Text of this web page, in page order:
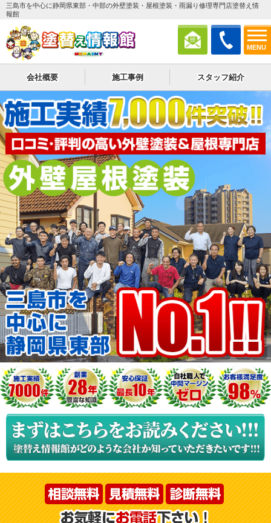
MENU
三島市を中心に静岡県東部・中部の外壁塗装・屋根塗装・雨漏り修理専門店塗替え情
報館
会社概要 施工事例 スタッフ紹介